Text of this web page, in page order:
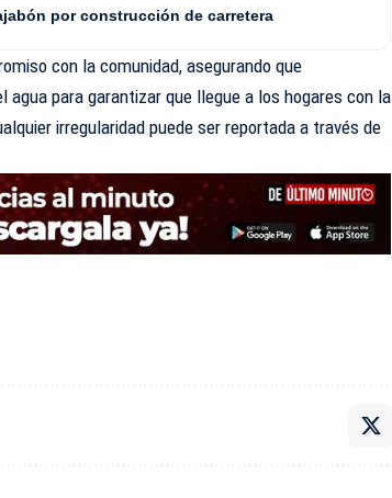
por construcción de carretera
con la comunidad, asegurando que
agua para garantizar que llegue a los hogares con la
irregularidad puede ser reportada a través de